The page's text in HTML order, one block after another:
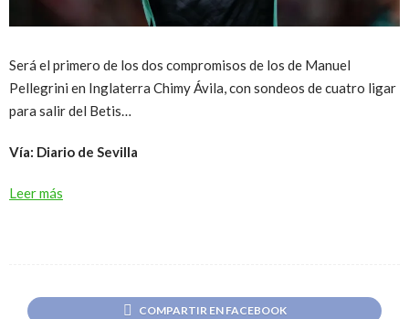
Será el primero de los dos compromisos de los de Manuel
Pellegrini en Inglaterra Chimy Ávila, con sondeos de cuatro ligar
para salir del Betis…
Vía: Diario de Sevilla
Leer más
COMPARTIR EN FACEBOOK